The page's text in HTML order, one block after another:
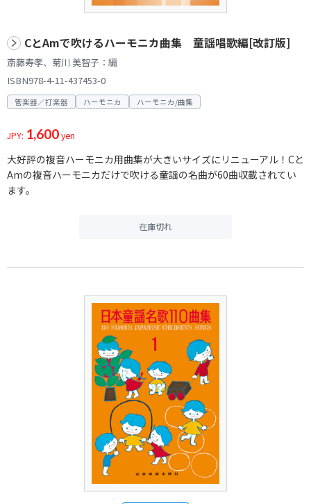
CとAmで吹けるハーモニカ曲集 童謡唱歌編[改訂版]
斎藤寿孝、菊川 美智子：編
ISBN978-4-11-437453-0
管楽器／打楽器 ハーモニカ ハーモニカ/曲集
JPY: 1,600yen
大好評の複音ハーモニカ用曲集が大きいサイズにリニューアル！Cと
Amの複音ハーモニカだけで吹ける童謡の名曲が60曲収載されてい
ます。
在庫切れ